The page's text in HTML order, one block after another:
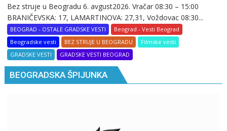
Bez struje u Beogradu 6. avgust2026. Vračar 08:30 – 15:00
BRANIČEVSKA: 17, LAMARTINOVA: 27,31, Voždovac 08:30...
BEOGRAD - OSTALE GRADSKE VESTI
Beograd - Vesti Beograd
Beogradske vesti
BEZ STRUJE U BEOGRADU
Filmske vesti
GRADSKE VESTI
GRADSKE VESTI BEOGRAD
BEOGRADSKA ŠPIJUNKA